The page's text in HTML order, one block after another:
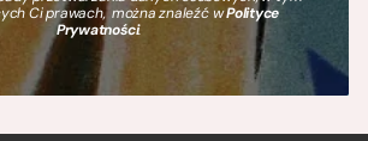
Ci prawach, można znaleźć wPolityce
Prywatności.